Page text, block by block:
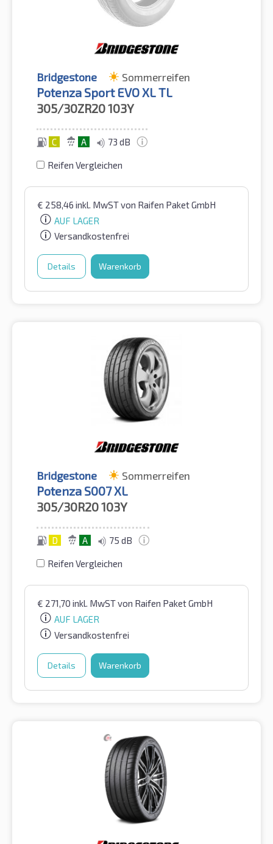
Bridgestone Sommerreifen
Potenza Sport EVO XL TL
305/30ZR20103Y
C A 73 dB
Reifen Vergleichen
€ 258,46 inkl. MwSTvon Raifen Paket GmbH
AUF LAGER
Versandkostenfrei
Details Warenkorb
Bridgestone Sommerreifen
Potenza S007 XL
305/30R20103Y
D A 75 dB
Reifen Vergleichen
€ 271,70 inkl. MwSTvon Raifen Paket GmbH
AUF LAGER
Versandkostenfrei
Details Warenkorb